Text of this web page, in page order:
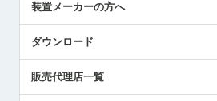
採用情報
国/地域/言語
エアマイクロセンサ製品
メトロールの技術
社員ブログ
中小企業のBCP地震対策
センサのテクニカルガイド
装置メーカーの方へ
ダウンロード
販売代理店一覧